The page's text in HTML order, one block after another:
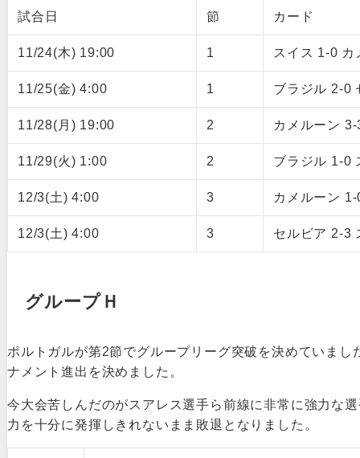
試合日 節 カード
11/24(木) 19:00 1 スイス 1-0 カ
11/25(金) 4:00 1 ブラジル 2-0
11/28(月) 19:00 2 カメルーン
11/29(火) 1:00 2 ブラジル 1-0
12/3(土) 4:00 3 カメルーン
12/3(土) 4:00 3 セルビア 2-3
グループＨ
ポルトガルが第2節でグループリーグ突破を決めていま
ナメント進出を決めました。
今大会苦しんだのがスアレス選手ら前線に非常に強力な
力を十分に発揮しきれないまま敗退となりました。